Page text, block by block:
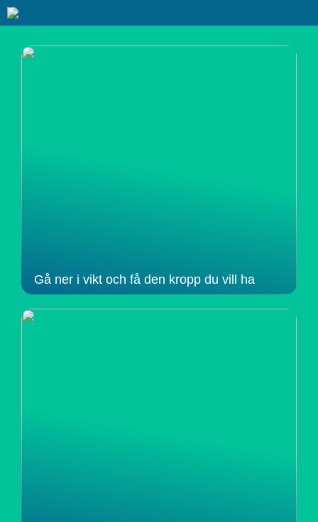
Gå ner i vikt och få den kropp du vill ha